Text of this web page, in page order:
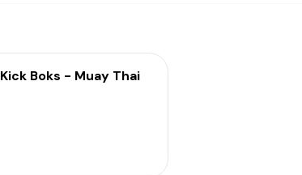
Kick Boks - Muay Thai